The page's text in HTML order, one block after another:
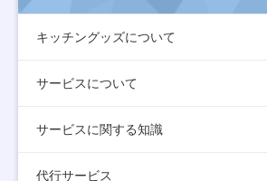
キッチングッズについて
サービスについて
サービスに関する知識
代行サービス